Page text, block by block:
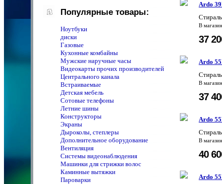
Популярные товары:
Ноутбуки
диски
Газовые
Кухонные комбайны
Мужские наручные часы
Видеокарты прочих производителей
Центрального канала
Встраиваемые
Детская мебель
Сотовые телефоны
Летние шины
Конструкторы
Экраны
Дыроколы, степлеры
Дополнительное оборудование
Вентиляция
Системы видеонаблюдения
Машинки для стрижки волос
Каминные вытяжки
Пароварки
Ardo
В
37
Ardo
В
37
Ardo
В
40
Ardo